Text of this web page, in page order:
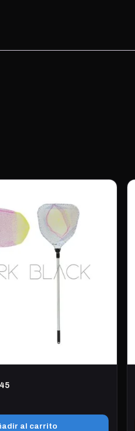
al carrito